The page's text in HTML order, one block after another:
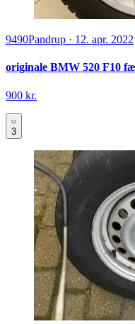
9490Pandrup · 12. apr. 2022
originale BMW 520 F10
900 kr.
3